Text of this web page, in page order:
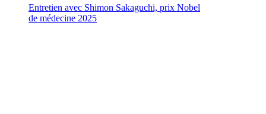
Entretien avec Shimon Sakaguchi, prix Nobel
de médecine 2025